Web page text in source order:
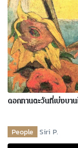
ดอกทานตะวันที่เบ่งบา
People Siri P.